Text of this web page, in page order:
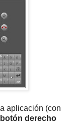
aplicación (con
botón derecho